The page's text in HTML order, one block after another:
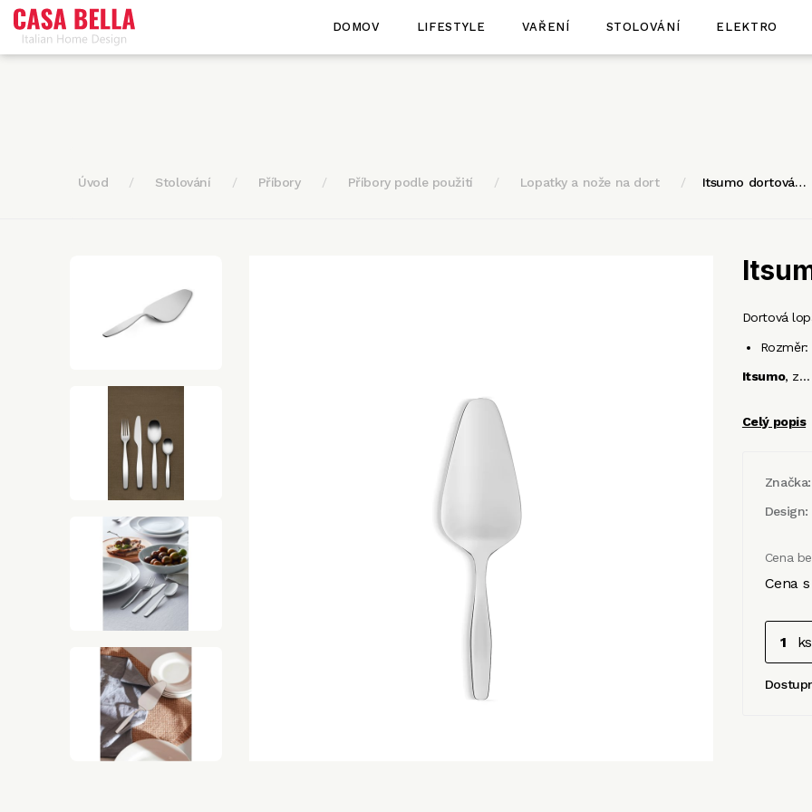
DOMOV LIFESTYLE VAŘENÍ STOLOVÁNÍ ELEKTRO
Úvod Stolování Příbory Příbory podle použití Lopatky a nože na dort Itsumo dortová…
Dortová
Itsumo, z…
Celý popis
Značka:
Design:
Cena
Cena
ks